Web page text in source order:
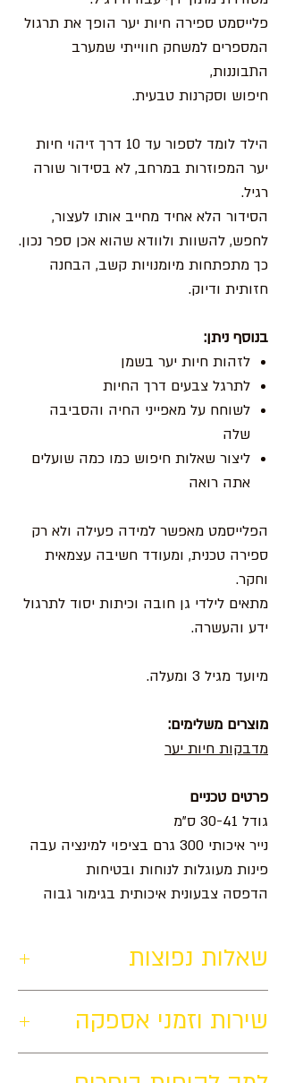
פלייסמט ספירה חיות יער הופך את תרגול
המספרים למשחק חווייתי שמערב
התבוננות,
חיפוש וסקרנות טבעית.
הילד לומד לספור עד 10 דרך זיהוי חיות
יער המפוזרות במרחב, לא בסידור שורה
רגיל.
הסידור הלא אחיד מחייב אותו לעצור,
לחפש, להשוות ולוודא שהוא אכן ספר נכון.
כך מתפתחות מיומנויות קשב, הבחנה
חזותית ודיוק.
בנוסף ניתן:
לזהות חיות יער בשמן
לתרגל צבעים דרך החיות
לשוחח על מאפייני החיה והסביבה
שלה
ליצור שאלות חיפוש כמו כמה שועלים
אתה רואה
הפלייסמט מאפשר למידה פעילה ולא רק
ספירה טכנית, ומעודד חשיבה עצמאית
וחקר.
מתאים לילדי גן חובה וכיתות יסוד לתרגול
ידע והעשרה.
מיועד מגיל 3 ומעלה.
מוצרים משלימים:
מדבקות חיות יער
פרטים טכניים
גודל 30-41 ס"מ
נייר איכותי 300 גרם בציפוי למינציה עבה
פינות מעוגלות לנוחות ובטיחות
הדפסה צבעונית איכותית בגימור גבוה
שאלות נפוצות
של מספרים?
כן. הוא מתאים ללמידה ראשונית וגם
שירות וזמני אספקה